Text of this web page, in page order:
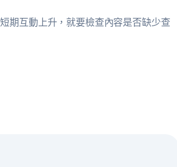
期互動上升，就要檢查內容是否缺少查